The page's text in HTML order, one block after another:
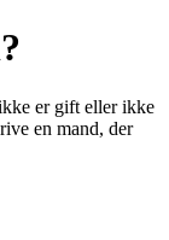
er gift eller ikke
en mand, der